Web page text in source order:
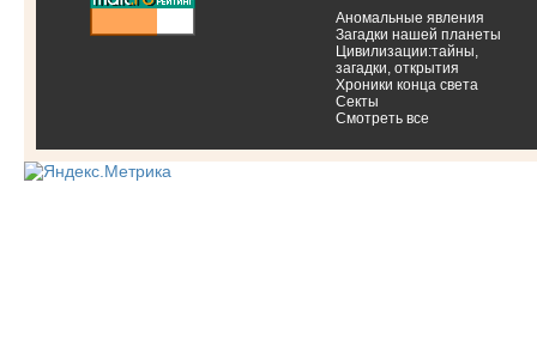
Аномальные явления
Загадки нашей планеты
Цивилизации:тайны,
загадки, открытия
Хроники конца света
Секты
Смотреть все